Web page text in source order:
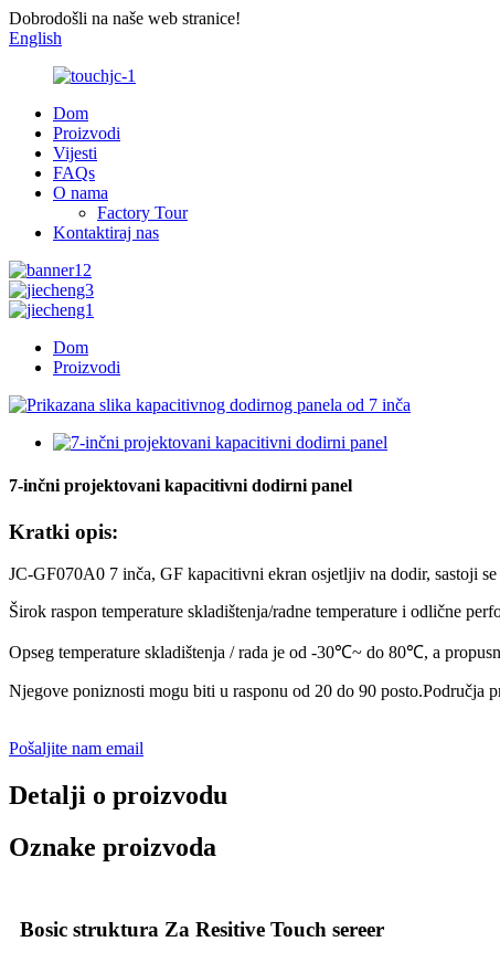
Dobrodošli na naše web stranice!
English
Dom
Proizvodi
Vijesti
FAQs
O nama
Factory Tour
Kontaktiraj nas
Dom
Proizvodi
7-inčni projektovani kapacitivni dodirni panel
Kratki opis:
JC-GF070A0 7 inča, GF kapacitivni ekran osjetljiv na dodir, sastoji
Širok raspon temperature skladištenja/radne temperature i odlične
Opseg temperature skladištenja / rada je od -30℃~ do 80℃, a
Njegove poniznosti mogu biti u rasponu od 20 do 90 posto.Područja
Pošaljite nam email
Detalji o proizvodu
Oznake proizvoda
Bosic struktura Za Resitive Touch sereer